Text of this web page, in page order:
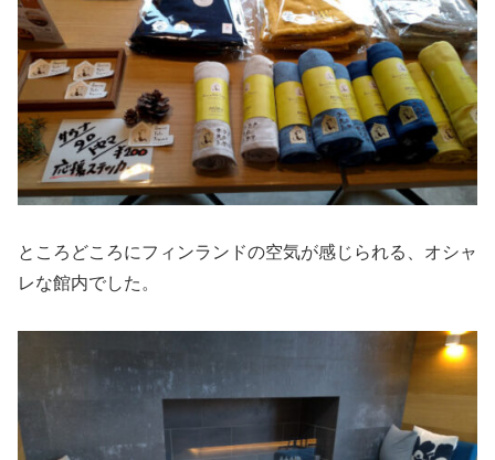
ところどころにフィンランドの空気が感じられる、オシャ
レな館内でした。